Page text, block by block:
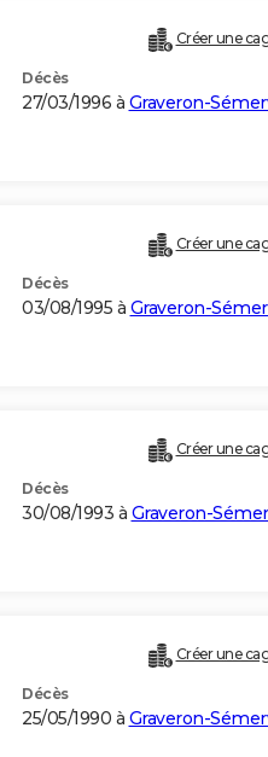
Créer une
Décès
27/03/1996 à Graveron-
Créer une
Décès
03/08/1995 à Graveron-
Créer une
Décès
30/08/1993 à Graveron-
Créer une
Décès
25/05/1990 à Graveron-